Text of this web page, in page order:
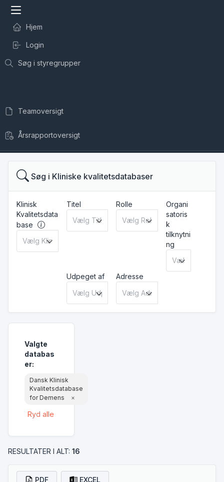
Hjem
Login
Søg i styregrupper
Teamoversigt
Årsrapportoversigt
Søg i Kliniske kvalitetsdatabaser
Klinisk
Kvalitetsdata
base
Titel Rolle
Organi
satoris
k
tilknytni
ng
Udpeget af Adresse
Valgte
databas
er:
Dansk Klinisk
Kvalitetsdatabase
for Demens
×
Ryd alle
RESULTATER I ALT: 16
PDF EXCEL